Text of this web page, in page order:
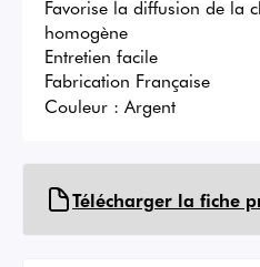
Favorise la diffusion de la
homogène
Entretien facile
Fabrication Française
Couleur : Argent
Télécharger la fiche